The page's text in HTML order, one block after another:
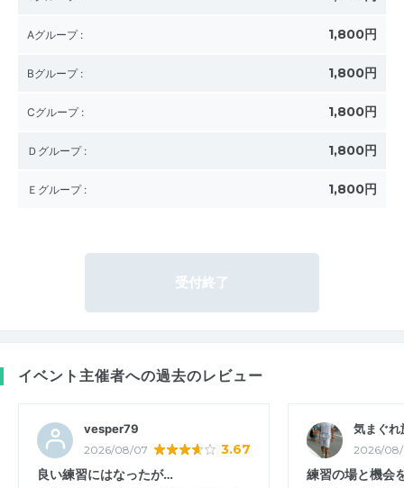
Aグループ : 1,800円
Bグループ : 1,800円
Cグループ : 1,800円
Ｄグループ : 1,800円
Ｅグループ : 1,800円
受付終了
イベント主催者への過去のレビュー
vesper79
2026/08/07 3.67
良い練習にはなったが…
気まぐれ
2026/
練習の場と機会